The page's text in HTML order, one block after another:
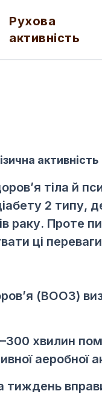
Рухова
активність
активність
тіла й
2 типу,
раку. Проте
ці
(ВООЗ)
хвилин
аеробної
вправи